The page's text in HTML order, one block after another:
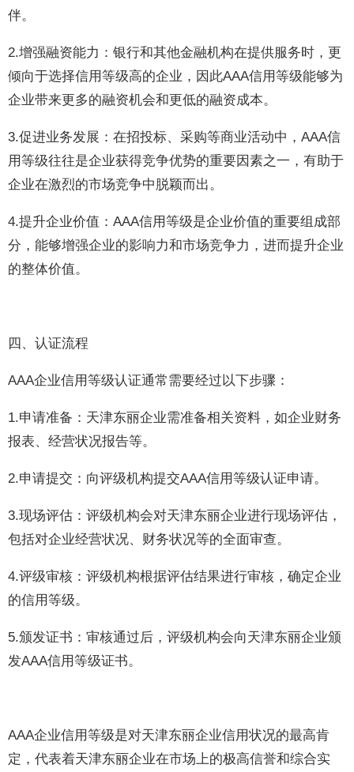
伴。
2.增强融资能力：银行和其他金融机构在提供服务时，更
倾向于选择信用等级高的企业，因此AAA信用等级能够为
企业带来更多的融资机会和更低的融资成本。
3.促进业务发展：在招投标、采购等商业活动中，AAA信
用等级往往是企业获得竞争优势的重要因素之一，有助于
企业在激烈的市场竞争中脱颖而出。
4.提升企业价值：AAA信用等级是企业价值的重要组成部
分，能够增强企业的影响力和市场竞争力，进而提升企业
的整体价值。
四、认证流程
AAA企业信用等级认证通常需要经过以下步骤：
1.申请准备：天津东丽企业需准备相关资料，如企业财务
报表、经营状况报告等。
2.申请提交：向评级机构提交AAA信用等级认证申请。
3.现场评估：评级机构会对天津东丽企业进行现场评估，
包括对企业经营状况、财务状况等的全面审查。
4.评级审核：评级机构根据评估结果进行审核，确定企业
的信用等级。
5.颁发证书：审核通过后，评级机构会向天津东丽企业颁
发AAA信用等级证书。
AAA企业信用等级是对天津东丽企业信用状况的最高肯
定，代表着天津东丽企业在市场上的极高信誉和综合实